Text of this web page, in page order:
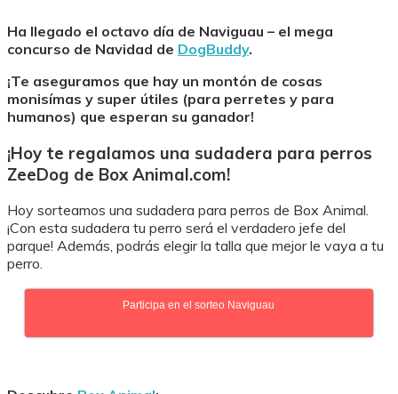
Ha llegado el octavo día de Naviguau – el mega
concurso de Navidad de DogBuddy.
¡Te aseguramos que hay un montón de cosas
monisímas y super útiles (para perretes y para
humanos) que esperan su ganador!
¡Hoy te regalamos una sudadera para perros
ZeeDog de Box Animal.com!
Hoy sorteamos una sudadera para perros de Box Animal.
¡Con esta sudadera tu perro será el verdadero jefe del
parque! Además, podrás elegir la talla que mejor le vaya a tu
perro.
Participa en el sorteo Naviguau